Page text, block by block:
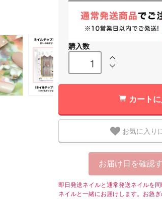
購入数
カート
お気に入り
お届け日を確認
即日発送ネイルと通常発送ネイルを
ネイルと一緒にお届けします。お急